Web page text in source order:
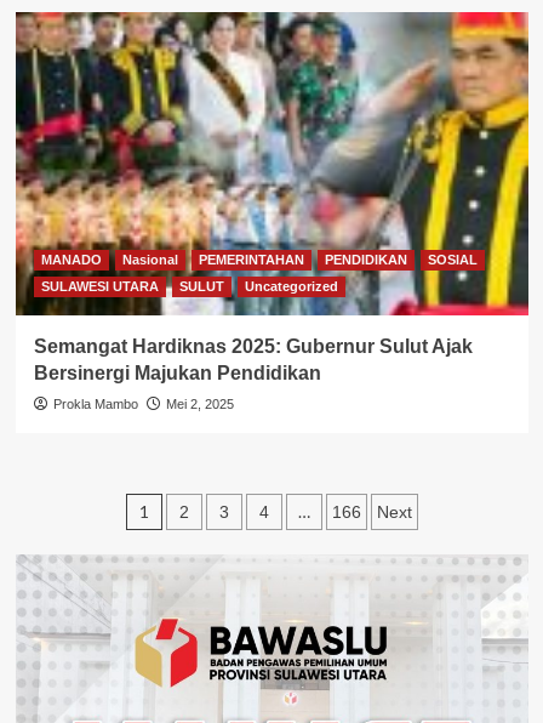
MANADO Nasional PEMERINTAHAN PENDIDIKAN
SOSIAL
SULAWESI UTARA
SULUT Uncategorized
Semangat Hardiknas 2025: Gubernur Sulut Ajak
Bersinergi Majukan Pendidikan
Prokla Mambo Mei 2, 2025
Paginasi
pos
1 2 3 4 … 166 Next